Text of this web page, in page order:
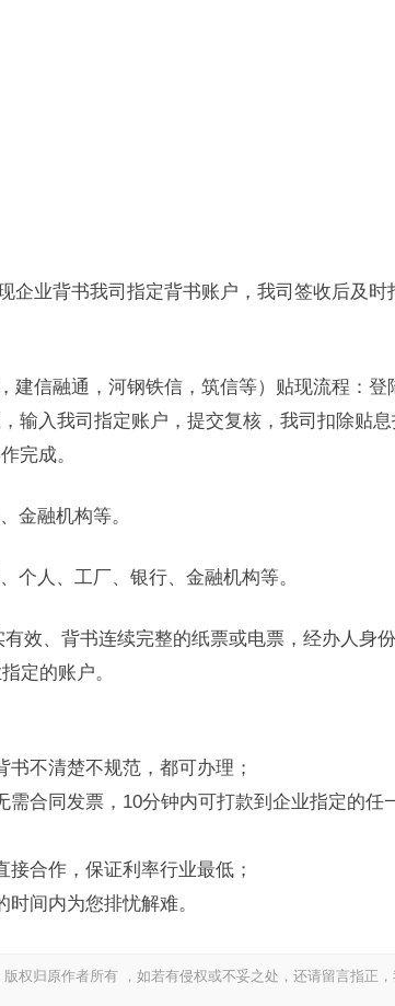
企业背书我司指定背书账户，我司签收后及时
建信融通，河钢铁信，筑信等）贴现流程：登
输入我司指定账户，提交复核，我司扣除贴
完成。
金融机构等。
个人、工厂、银行、金融机构等。
效、背书连续完整的纸票或电票，经办人身
定的账户。
不清楚不规范，都可办理；
需合同发票，10分钟内可打款到企业指定的任
合作，保证利率行业最低；
间内为您排忧解难。
权归原作者所有 ，如若有侵权或不妥之处，还请留言指正